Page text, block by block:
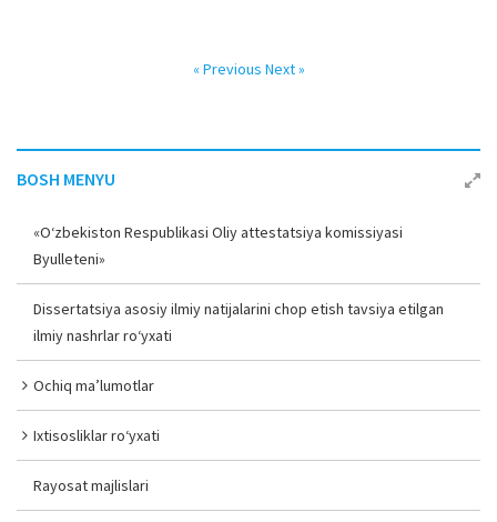
« Previous Next »
BOSH MENYU
«O‘zbekiston Respublikasi Oliy attestatsiya komissiyasi
Byulleteni»
Dissertatsiya asosiy ilmiy natijalarini chop etish tavsiya etilgan
ilmiy nashrlar ro‘yxati
Ochiq ma’lumotlar
Ixtisosliklar ro‘yxati
Rayosat majlislari